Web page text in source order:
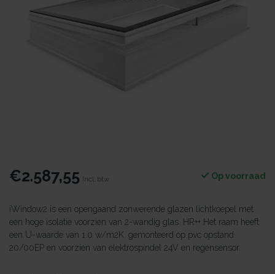
€2.587,55 Incl. btw Op voorraad
iWindow2 is een opengaand zonwerende glazen lichtkoepel met
een hoge isolatie voorzien van 2-wandig glas. HR++ Het raam heeft
een U-waarde van 1.0 w/m2K. gemonteerd op pvc opstand
20/00EP en voorzien van elektrospindel 24V en regensensor.